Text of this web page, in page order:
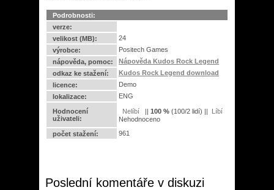
Podrobnosti:
verze:
velikost (MB):
24
výrobce:
Positech Games
nápověda, pomoc:
Nápověda Kudos Rock Legend
odkaz ke stažení:
Kudos Rock Legend download
licence:
Demo
lokalizace:
ENG
Hodnocení
uživateli:
|| 100 % (100/2 lidí) ||
Nehodnoceno
počet stažení:
961
Poslední komentáře v diskuzi